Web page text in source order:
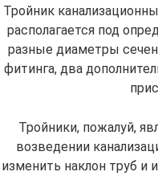
Тройник
располагается под
разные диаметры
фитинга, два
Тройники, пожалуй,
возведении
изменить наклон труб и